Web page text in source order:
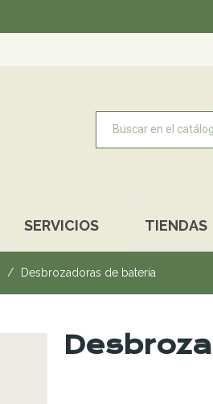
SERVICIOS TIENDAS
Desbrozadoras de batería